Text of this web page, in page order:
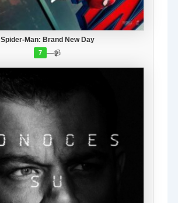
Spider-Man: Brand New Day
7 —📹